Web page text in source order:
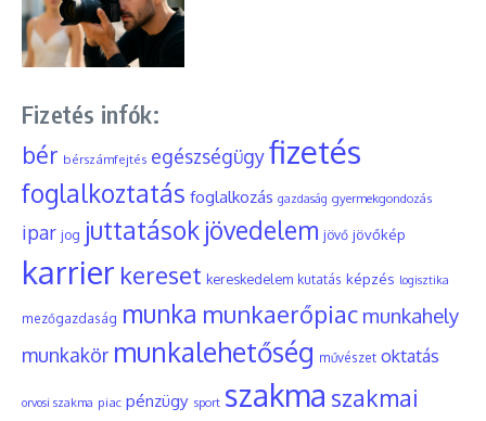
Fizetés infók:
bér bérszámfejtés egészségügyfizetés
foglalkoztatás foglalkozás gazdaság gyermekgondozás
ipar jog juttatások jövedelem jövő jövőkép
karrier kereset kereskedelem kutatás képzés logisztika
mezőgazdaság munka munkaerőpiac munkahely
munkakör munkalehetőség művészet oktatás
orvosi szakma piac pénzügy sport szakma szakmai